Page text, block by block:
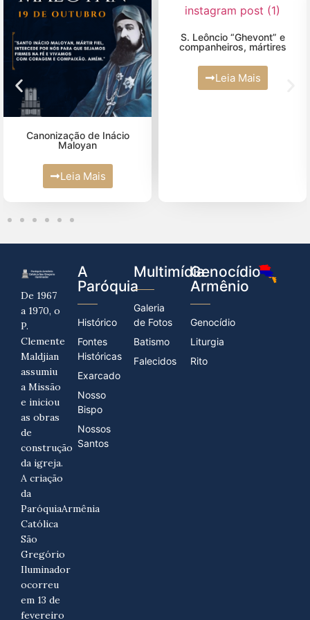
Fevereiro (2)
Junho (5)
Abril (10)
Fevereiro (2)
Janeiro (4)
Canonização de Inácio
Maloyan
Leia Mais
S. Leôncio “Ghevont” e
companheiros, mártires
Leia Mais
De 1967
a 1970, o
P.
Clemente
Maldjian
assumiu
a Missão
e iniciou
as obras
de
construção
da igreja.
A criação
da
ParóquiaArmênia
Católica
São
Gregório
Iluminador
ocorreu
em 13 de
fevereiro
A
Paróquia
Histórico
Fontes
Históricas
Exarcado
Nosso
Bispo
Nossos
Santos
Multimídia
Galeria
de Fotos
Batismo
Falecidos
Genocídio
Armênio
Genocídio
Liturgia
Rito